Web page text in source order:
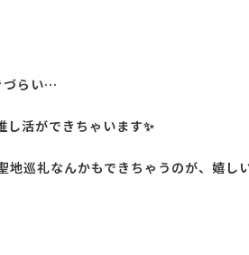
づらい…
し活ができちゃいます✨
巡礼なんかもできちゃうのが、嬉し